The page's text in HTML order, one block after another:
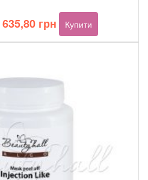
Оригінальна
ціна:
635,80 грнПоточна
ціна:
Купити